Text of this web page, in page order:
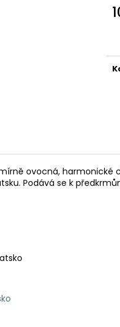
ovocná, harmonické
Podává se k
CEDEVITA